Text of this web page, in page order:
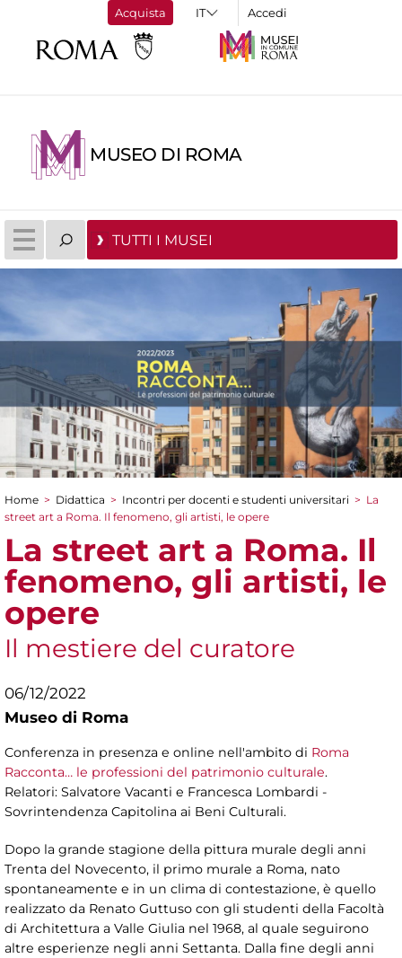
Acquista Accedi
MUSEO DI ROMA
TUTTI I MUSEI
Tu sei qui
Home > Didattica > Incontri per docenti e studenti universitari > La
street art a Roma. Il fenomeno, gli artisti, le opere
La street art a Roma. Il
fenomeno, gli artisti, le
opere
Il mestiere del curatore
06/12/2022
Museo di Roma
Conferenza in presenza e online nell'ambito di Roma
Racconta… le professioni del patrimonio culturale.
Relatori: Salvatore Vacanti e Francesca Lombardi -
Sovrintendenza Capitolina ai Beni Culturali.
Dopo la grande stagione della pittura murale degli anni
Trenta del Novecento, il primo murale a Roma, nato
spontaneamente e in un clima di contestazione, è quello
realizzato da Renato Guttuso con gli studenti della Facoltà
di Architettura a Valle Giulia nel 1968, al quale seguirono
altre esperienze negli anni Settanta. Dalla fine degli anni